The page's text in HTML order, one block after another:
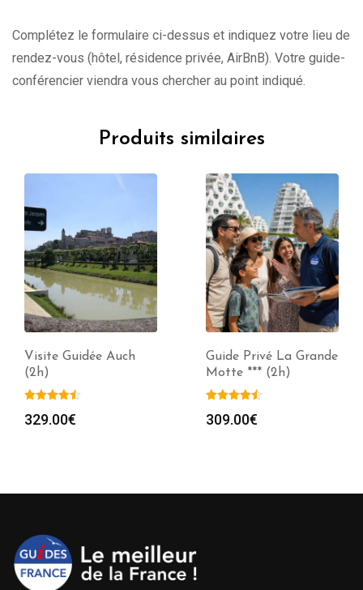
Complétez le formulaire ci-dessus et indiquez votre lieu de
rendez-vous (hôtel, résidence privée, AirBnB). Votre guide-
conférencier viendra vous chercher au point indiqué.
Produits similaires
Guide Privé La Grande
Motte *** (2h)
309.00€
Visite Guidée Aigues
Mortes (2h)
329.00€